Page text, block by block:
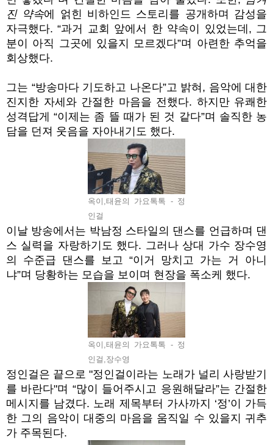
진 약속에 얽힌 비하인드 스토리를 공개하며 감성을
자극했다. “과거 교회 앞에서 한 약속이 있었는데, 그
분이 아직 그곳에 있을지 모르겠다”며 아련한 추억을
회상했다.
그는 “방송마다 기도하고 나온다”고 밝혀, 음악에 대한
진지한 자세와 간절한 마음을 전했다. 하지만 유쾌한
성격답게 “이제는 좀 뜰 때가 된 것 같다”며 솔직한 농
담을 던져 웃음을 자아내기도 했다.
옥이,태윤의 가요톡톡 - 정
인걸
이날 방송에서는 박남정 스타일의 댄스를 언급하며 댄
스 실력을 자랑하기도 했다. 그러나 상대 가수 장수영
의 수준급 댄스를 보고 “이거 망치고 가는 거 아니
냐”며 당황하는 모습을 보이며 현장을 폭소케 했다.
옥이,태윤의 가요톡톡 - 정
인걸,장수영
정인걸은 끝으로 "정인걸이라는 노래가 널리 사랑받기
를 바란다"며 “많이 들어주시고 응원해달라”는 간절한
메시지를 남겼다. 노래 제목부터 가사까지 ‘정’이 가득
한 그의 음악이 대중의 마음을 움직일 수 있을지 귀추
가 주목된다.